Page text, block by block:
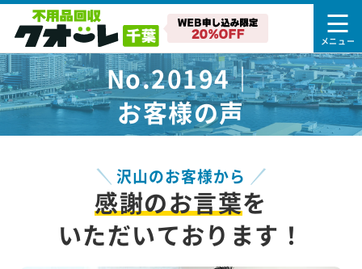
No.20194｜
お客様の声
沢山のお客様から
感謝のお言葉を
いただいております！